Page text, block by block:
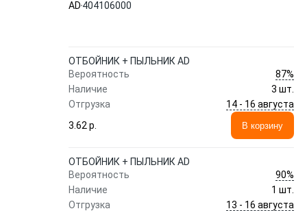
AD 404106000
ОТБОЙНИК + ПЫЛЬНИК AD
Вероятность
87%
Наличие
3 шт.
Отгрузка
14 - 16 августа
3.62 p.
В корзину
ОТБОЙНИК + ПЫЛЬНИК AD
Вероятность
90%
Наличие
1 шт.
Отгрузка
13 - 16 августа